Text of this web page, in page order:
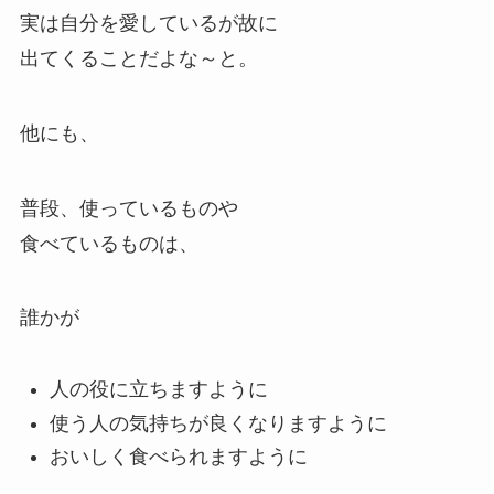
実は自分を愛しているが故に
出てくることだよな～と。
他にも、
普段、使っているものや
食べているものは、
誰かが
人の役に立ちますように
使う人の気持ちが良くなりますように
おいしく食べられますように